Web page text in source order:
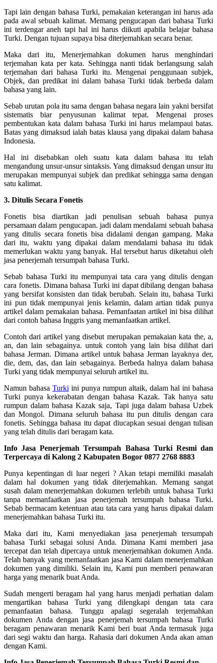
Tapi lain dengan bahasa Turki, pemakaian keterangan ini harus ada
pada awal sebuah kalimat. Memang pengucapan dari bahasa Turki
ini terdengar aneh tapi hal ini harus diikuti apabila belajar bahasa
Turki. Dengan tujuan supaya bisa diterjemahkan secara benar.
Maka dari itu, Menerjemahkan dokumen harus menghindari
terjemahan kata per kata. Sehingga nanti tidak berlangsung salah
terjemahan dari bahasa Turki itu. Mengenai penggunaan subjek,
Objek, dan predikat ini dalam bahasa Turki tidak berbeda dalam
bahasa yang lain.
Sebab urutan pola itu sama dengan bahasa negara lain yakni bersifat
sistematis biar penyusunan kalimat tepat. Mengenai proses
pembentukan kata dalam bahasa Turki ini harus melampaui batas.
Batas yang dimaksud ialah batas klausa yang dipakai dalam bahasa
Indonesia.
Hal ini disebabkan oleh suatu kata dalam bahasa itu telah
mengandung unsur-unsur sintaksis. Yang dimaksud dengan unsur itu
merupakan mempunyai subjek dan predikat sehingga sama dengan
satu kalimat.
3. Ditulis Secara Fonetis
Fonetis bisa diartikan jadi penulisan sebuah bahasa punya
persamaan dalam pengucapan. jadi dalam mendalami sebuah bahasa
yang ditulis secara fonetis bisa didalami dengan gampang. Maka
dari itu, waktu yang dipakai dalam mendalami bahasa itu tidak
memerlukan waktu yang banyak. Hal tersebut harus diketahui oleh
jasa penerjemah tersumpah bahasa Turki.
Sebab bahasa Turki itu mempunyai tata cara yang ditulis dengan
cara fonetis. Dimana bahasa Turki ini dapat dibilang dengan bahasa
yang bersifat konsisten dan tidak berubah. Selain itu, bahasa Turki
ini pun tidak mempunyai jenis kelamin, dalam artian tidak punya
artikel dalam pemakaian bahasa. Pemanfaatan artikel ini bisa dilihat
dari contoh bahasa Inggris yang memanfaatkan artikel.
Contoh dari artikel yang disebut merupakan pemakaian kata the, a,
an, dan lain sebagainya. untuk contoh yang lain bisa dilihat dari
bahasa Jerman. Dimana artikel untuk bahasa Jerman layaknya der,
die, dem, das, dan lain sebagainya. Berbeda halnya dalam bahasa
Turki yang tidak mempunyai seluruh artikel itu.
Namun bahasa Turki ini punya rumpun altaik, dalam hal ini bahasa
Turki punya kekerabatan dengan bahasa Kazak. Tak hanya satu
rumpun dalam bahasa Kazak saja, Tapi juga dalam bahasa Uzbek
dan Mongol. Dimana seluruh bahasa itu pun ditulis dengan cara
fonetis. Sehingga bahasa itu dapat diucapkan sesuai dengan tulisan
yang telah ditulis dari beragam kata.
Info Jasa Penerjemah Tersumpah Bahasa Turki Resmi dan
Terpercaya di Kalong 2 Kabupaten Bogor 0877 2768 8883
Punya kepentingan di luar negeri ? Akan tetapi memiliki masalah
dalam hal dokumen yang tidak diterjemahkan. Memang sangat
susah dalam menerjemahkan dokumen terlebih untuk bahasa Turki
tanpa memanfaatkan jasa penerjemah tersumpah bahasa Turki.
Sebab bermacam ketentuan atau tata cara yang harus dipakai dalam
menerjemahkan bahasa Turki itu.
Maka dari itu, Kami menyediakan jasa penerjemah tersumpah
bahasa Turki sebagai solusi Anda. Dimana Kami memberi jasa
tercepat dan telah dipercaya untuk menerjemahkan dokumen Anda.
Telah banyak yang memanfaatkan jasa Kami dalam menerjemahkan
dokumen yang dimiliki. Selain itu, Kami pun memberi penawaran
harga yang menarik buat Anda.
Sudah mengerti beragam hal yang harus menjadi perhatian dalam
mengartikan bahasa Turki yang dilengkapi dengan tata cara
pemanfaatan bahasa. Tunggu apalagi segeralah terjemahkan
dokumen Anda dengan jasa penerjemah tersumpah bahasa Turki
beragam penawaran menarik Kami beri buat Anda termasuk juga
dari segi waktu dan harga. Rahasia dari dokumen Anda akan aman
dengan Kami.